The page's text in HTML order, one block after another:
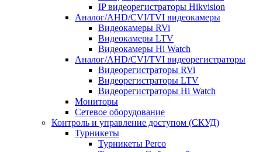
IP видеорегистраторы Hikvision
Аналог/AHD/CVI/TVI видеокамеры
Видеокамеры RVi
Видеокамеры LTV
Видеокамеры Hi Watch
Аналог/AHD/CVI/TVI видеорегистраторы
Видеорегистраторы RVi
Видеорегистраторы LTV
Видеорегистраторы Hi Watch
Мониторы
Сетевое оборудование
Контроль и управление доступом (СКУД)
Турникеты
Турникеты Perco